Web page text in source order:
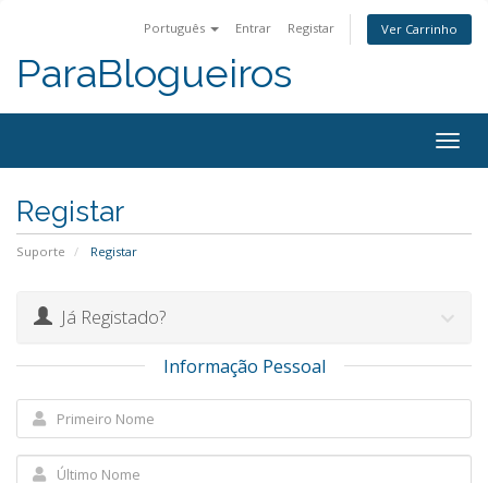
Português Entrar Registar Ver Carrinho
ParaBlogueiros
Registar
Suporte Registar
Já Registado?
Informação Pessoal